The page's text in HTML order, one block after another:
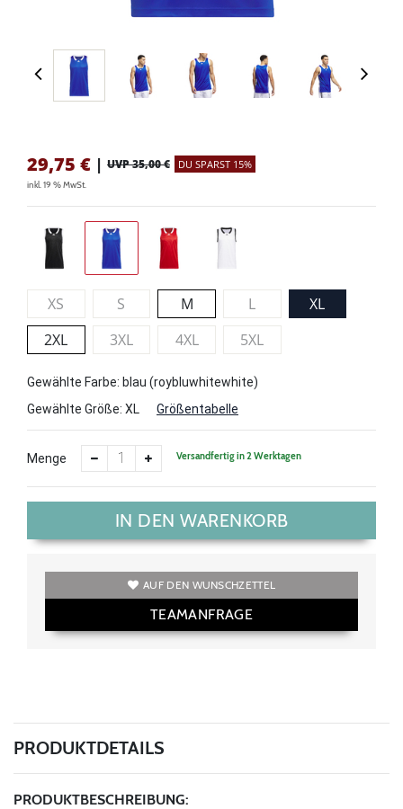
29,75 € | UVP 35,00 € DU SPARST 15%
inkl. 19 % MwSt.
XS S M L
XL
2XL
3XL 4XL 5XL
Gewählte Farbe: blau (roybluwhitewhite)
Gewählte Größe: XL Größentabelle
Menge Versandfertig in 2 Werktagen
IN DEN WARENKORB
AUF DEN WUNSCHZETTEL
TEAMANFRAGE
PRODUKTDETAILS
PRODUKTBESCHREIBUNG: